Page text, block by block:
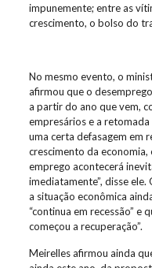
impunemente; entre as
crescimento, o bolso do
No mesmo evento, o
afirmou que o
a partir do ano que vem,
empresários e a
uma certa defasagem em
crescimento da
emprego acontecerá
imediatamente”, disse
a situação econômica
“continua em recessão” e
começou a recuperação”.
Meirelles afirmou ainda